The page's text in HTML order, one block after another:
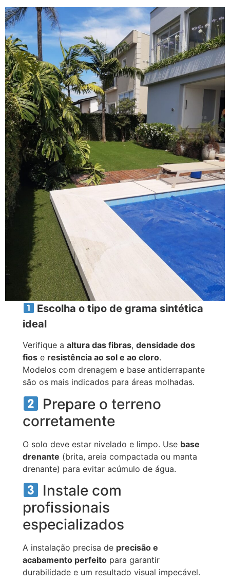
Escolha o tipo de grama sintética
ideal
Verifique aaltura das fibras,densidade dos
fios e resistência ao sol e ao cloro.
Modelos com drenagem e base antiderrapante
são os mais indicados para áreas molhadas.
Prepare o terreno
corretamente
O solo deve estar nivelado e limpo. Use base
drenante (brita, areia compactada ou manta
drenante) para evitar acúmulo de água.
Instale com
profissionais
especializados
A instalação precisa de precisão e
acabamento perfeito para garantir
durabilidade e um resultado visual impecável.